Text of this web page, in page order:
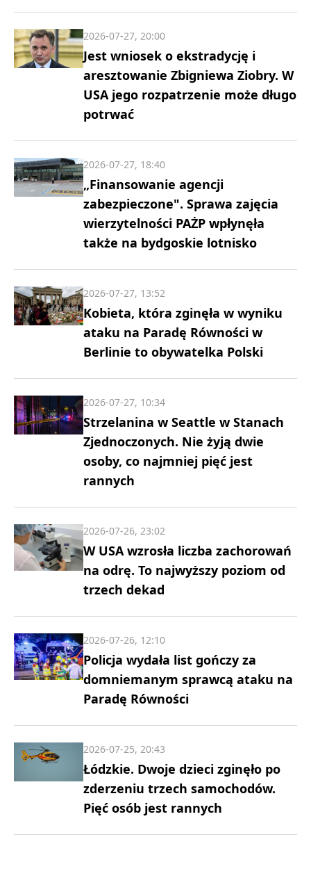
Jest wniosek o ekstradycję i
aresztowanie Zbigniewa Ziobry. W
USA jego rozpatrzenie może długo
potrwać
2026-07-27, 20:00
„Finansowanie agencji
zabezpieczone". Sprawa zajęcia
wierzytelności PAŻP wpłynęła
także na bydgoskie lotnisko
2026-07-27, 18:40
Kobieta, która zginęła w wyniku
ataku na Paradę Równości w
Berlinie to obywatelka Polski
2026-07-27, 13:52
Strzelanina w Seattle w Stanach
Zjednoczonych. Nie żyją dwie
osoby, co najmniej pięć jest
rannych
2026-07-27, 10:34
W USA wzrosła liczba zachorowań
na odrę. To najwyższy poziom od
trzech dekad
2026-07-26, 23:02
Policja wydała list gończy za
domniemanym sprawcą ataku na
Paradę Równości
2026-07-26, 12:10
Łódzkie. Dwoje dzieci zginęło po
zderzeniu trzech samochodów.
Pięć osób jest rannych
2026-07-25, 20:43